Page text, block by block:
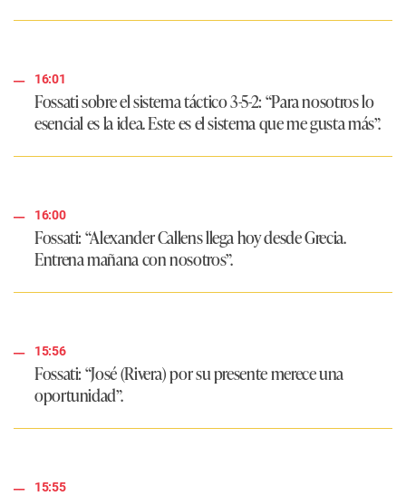
16:01
Fossati sobre el sistema táctico 3-5-2: “Para nosotros lo
esencial es la idea. Este es el sistema que me gusta más”.
16:00
Fossati: “Alexander Callens llega hoy desde Grecia.
Entrena mañana con nosotros”.
15:56
Fossati: “José (Rivera) por su presente merece una
oportunidad”.
15:55